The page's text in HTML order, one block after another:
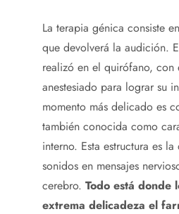
La terapia génica consiste
que devolverá la audición.
realizó en el quirófano, con
anestesiado para lograr su
momento más delicado es
también conocida como
interno. Esta estructura es
sonidos en mensajes
cerebro. Todo está donde
extrema delicadeza el